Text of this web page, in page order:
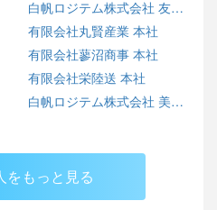
白帆ロジテム株式会社 友部営業所
有限会社丸賢産業 本社
有限会社蓼沼商事 本社
有限会社栄陸送 本社
白帆ロジテム株式会社 美野里営業所
をもっと見る